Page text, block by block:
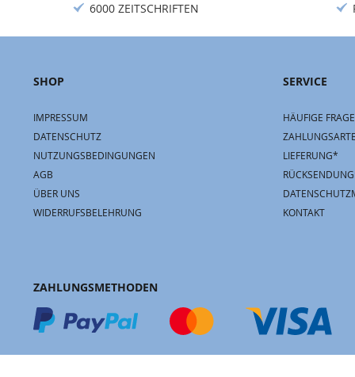
6000 ZEITSCHRIFTEN
SHOP
IMPRESSUM
DATENSCHUTZ
NUTZUNGSBEDINGUNGEN
AGB
ÜBER UNS
WIDERRUFSBELEHRUNG
SERVICE
HÄUFIGE
LIEFERUNG*
KONTAKT
ZAHLUNGSMETHODEN